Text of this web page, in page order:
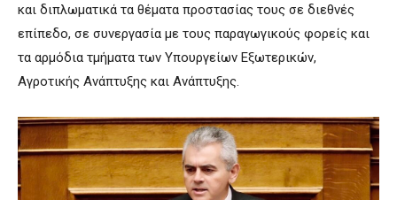
και διπλωματικά τα θέματα προστασίας τους σε διεθνές
επίπεδο, σε συνεργασία με τους παραγωγικούς φορείς και
τα αρμόδια τμήματα των Υπουργείων Εξωτερικών,
Αγροτικής Ανάπτυξης και Ανάπτυξης.